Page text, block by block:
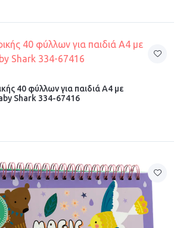
40 φύλλων για παιδιά Α4 με
Shark 334-67416